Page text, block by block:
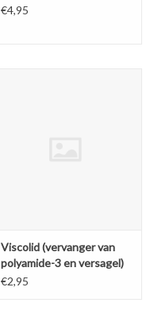
€4,95
Viscolid (vervanger van
polyamide-3 en versagel)
€2,95